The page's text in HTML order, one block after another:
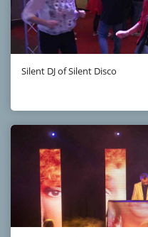
Silent DJ of Silent Disco